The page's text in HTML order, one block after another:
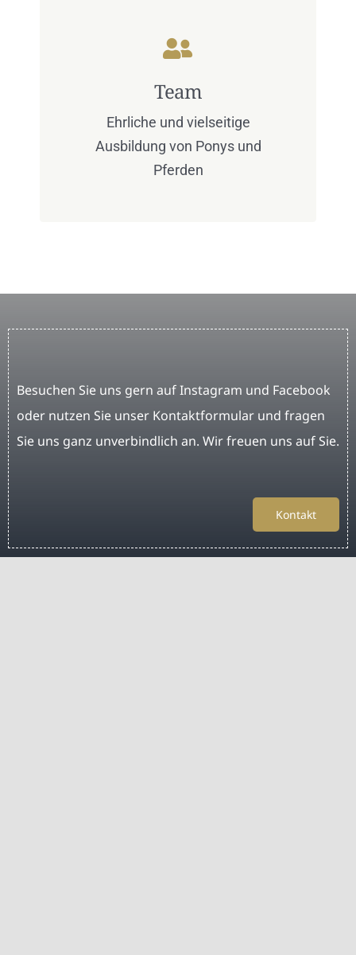
Team
Ehrliche und vielseitige
Ausbildung von Ponys und
Pferden
Besuchen Sie uns gern auf Instagram und Facebook
oder nutzen Sie unser Kontaktformular und fragen
Sie uns ganz unverbindlich an. Wir freuen uns auf Sie.
Kontakt